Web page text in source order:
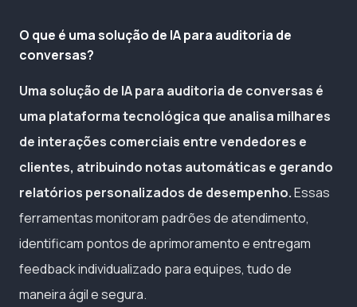
O que é uma solução de IA para auditoria de
conversas?
Uma solução de IA para auditoria de conversas é
uma plataforma tecnológica que analisa milhares
de interações comerciais entre vendedores e
clientes, atribuindo notas automáticas e gerando
relatórios personalizados de desempenho.Essas
ferramentas monitoram padrões de atendimento,
identificam pontos de aprimoramento e entregam
feedback individualizado para equipes, tudo de
maneira ágil e segura.